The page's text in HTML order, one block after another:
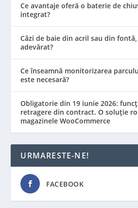
Ce avantaje oferă o baterie de
integrat?
Căzi de baie din acril sau din
adevărat?
Ce înseamnă monitorizarea
este necesară?
Obligatorie din 19 iunie 2026:
retragere din contract. O soluție
magazinele WooCommerce
URMARESTE-NE!
FACEBOOK